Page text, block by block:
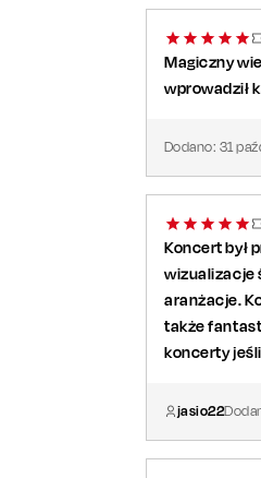
Magiczny
wprowadził
Dodano: 31
Koncert był
wizualizacje
aranżacje.
także
koncerty
jasio22